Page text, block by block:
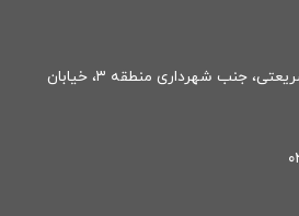
نشانی: تهران، خیابان دکتر شریعتی، جنب شهرداری منطقه ۳، خیابان